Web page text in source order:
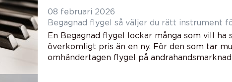
08 februari 2026
Begagnad flygel så väljer du rätt
En Begagnad flygel lockar många som vill
överkomligt pris än en ny. För den som tar
omhändertagen flygel på